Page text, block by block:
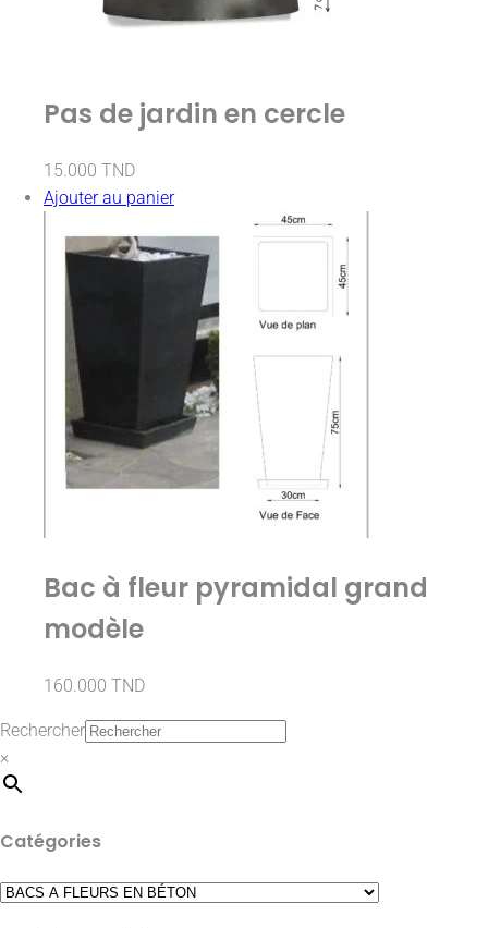
Pas de jardin en cercle
15.000 TND
Ajouter au panier
Bac à fleur pyramidal grand
modèle
160.000 TND
Rechercher
×
Catégories